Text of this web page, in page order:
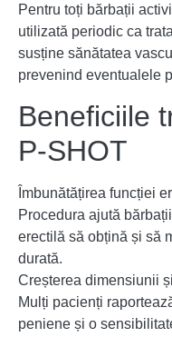
Pentru toți bărbații
utilizată periodic ca
susține sănătatea
prevenind eventualele
Beneficiile
P-SHOT
Îmbunătățirea funcției
Procedura ajută
erectilă să obțină și să
durată.
Creșterea dimensiunii
Mulți pacienți
peniene și o